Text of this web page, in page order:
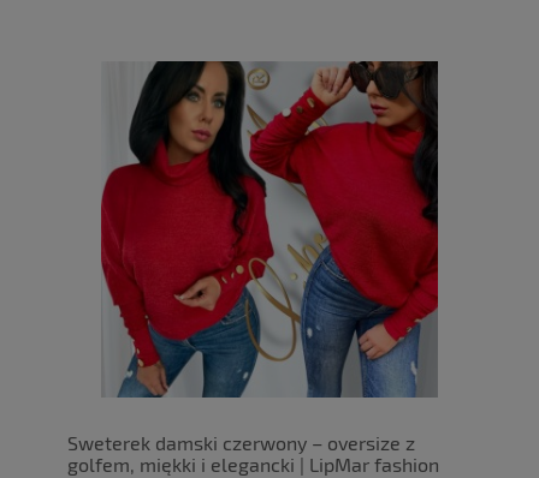
Sweterek damski czerwony – oversize z
golfem, miękki i elegancki | LipMar fashion